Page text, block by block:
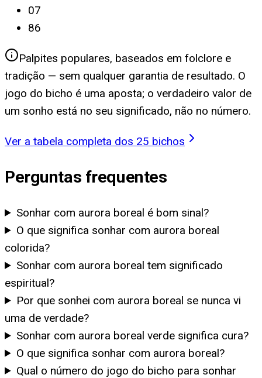
07
86
Palpites populares, baseados em folclore e
tradição — sem qualquer garantia de resultado. O
jogo do bicho é uma aposta; o verdadeiro valor de
um sonho está no seu significado, não no número.
Ver a tabela completa dos 25 bichos
Perguntas frequentes
Sonhar com aurora boreal é bom sinal?
O que significa sonhar com aurora boreal
colorida?
Sonhar com aurora boreal tem significado
espiritual?
Por que sonhei com aurora boreal se nunca vi
uma de verdade?
Sonhar com aurora boreal verde significa cura?
O que significa sonhar com aurora boreal?
Qual o número do jogo do bicho para sonhar